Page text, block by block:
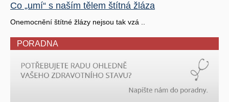
Co „umí“ s naším tělem štítná žláza
Onemocnění štítné žlázy nejsou tak vzá ..
PORADNA